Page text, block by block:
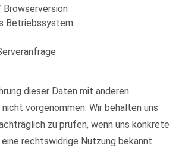
Betriebssystem
dieser Daten mit anderen
vorgenommen. Wir behalten uns
zu prüfen, wenn uns konkrete
rechtswidrige Nutzung bekannt